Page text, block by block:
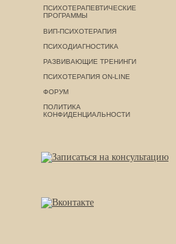
ПСИХОТЕРАПЕВТИЧЕСКИЕ
ПРОГРАММЫ
ВИП-ПСИХОТЕРАПИЯ
ПСИХОДИАГНОСТИКА
РАЗВИВАЮЩИЕ ТРЕНИНГИ
ПСИХОТЕРАПИЯ ON-LINE
ФОРУМ
ПОЛИТИКА
КОНФИДЕНЦИАЛЬНОСТИ